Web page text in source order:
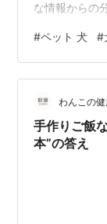
な情報からの
ので皆様にご
頼らない 土台
始めた きっか
が増えました
した 。「年齢
いと思って相…
#ペット 犬 #
わんこの
手作りご飯
本”の答え